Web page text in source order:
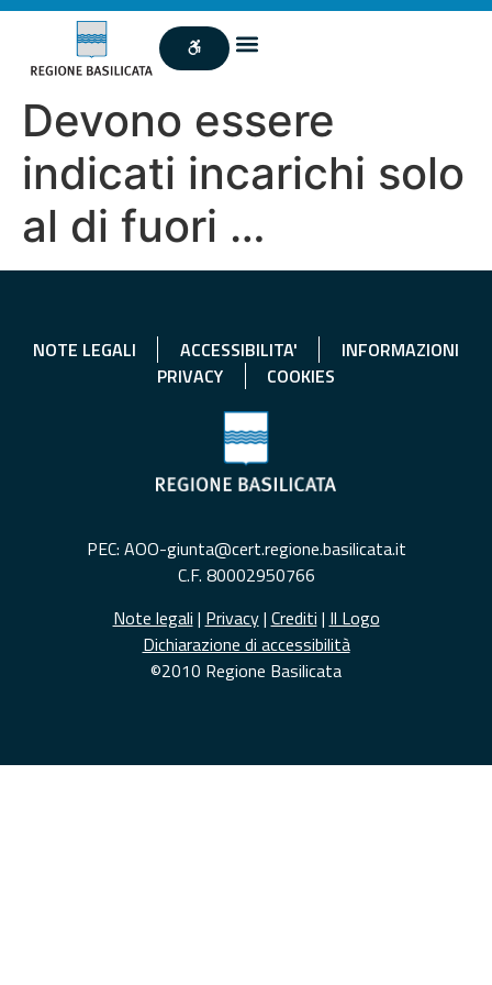
Devono essere
indicati incarichi solo
al di fuori …
NOTE LEGALI ACCESSIBILITA'
INFORMAZIONI
PRIVACY
COOKIES
PEC: AOO-giunta@cert.regione.basilicata.it
C.F. 80002950766
Note legali | Privacy| Crediti | Il Logo
Dichiarazione di accessibilità
©2010 Regione Basilicata